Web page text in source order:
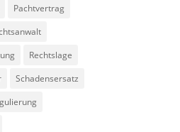
Pachtvertrag
Rechtslage
Schadensersatz